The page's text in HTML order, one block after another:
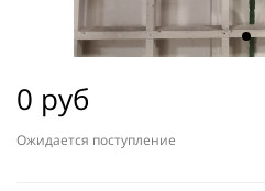
0 руб
Ожидается поступление